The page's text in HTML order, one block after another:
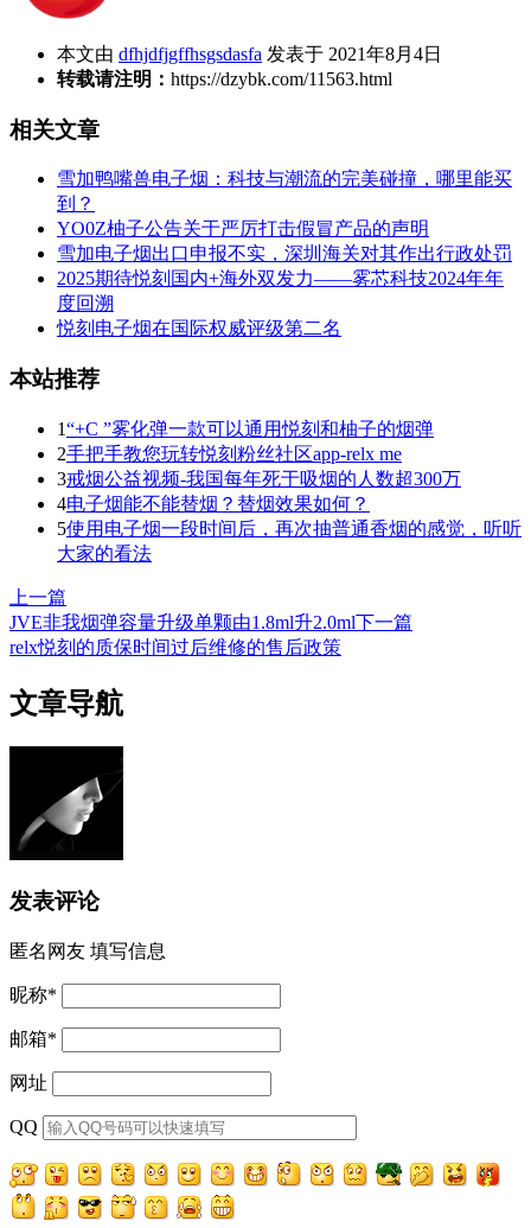
本文由 dfhjdfjgffhsgsdasfa 发表于 2021年8月4日
转载请注明： https://dzybk.com/11563.html
相关文章
雪加鸭嘴兽电子烟：科技与潮流的完美碰撞，哪里能买
到？
YO0Z柚子公告关于严厉打击假冒产品的声明
雪加电子烟出口申报不实，深圳海关对其作出行政处罚
2025期待悦刻国内+海外双发力——雾芯科技2024年年
度回溯
悦刻电子烟在国际权威评级第二名
本站推荐
1“+C ”雾化弹一款可以通用悦刻和柚子的烟弹
2手把手教您玩转悦刻粉丝社区app-relx me
3戒烟公益视频-我国每年死于吸烟的人数超300万
4电子烟能不能替烟？替烟效果如何？
5使用电子烟一段时间后，再次抽普通香烟的感觉，听听
大家的看法
上一篇
JVE非我烟弹容量升级单颗由1.8ml升2.0ml下一篇
relx悦刻的质保时间过后维修的售后政策
文章导航
发表评论
匿名网友 填写信息
昵称*
邮箱*
网址
QQ